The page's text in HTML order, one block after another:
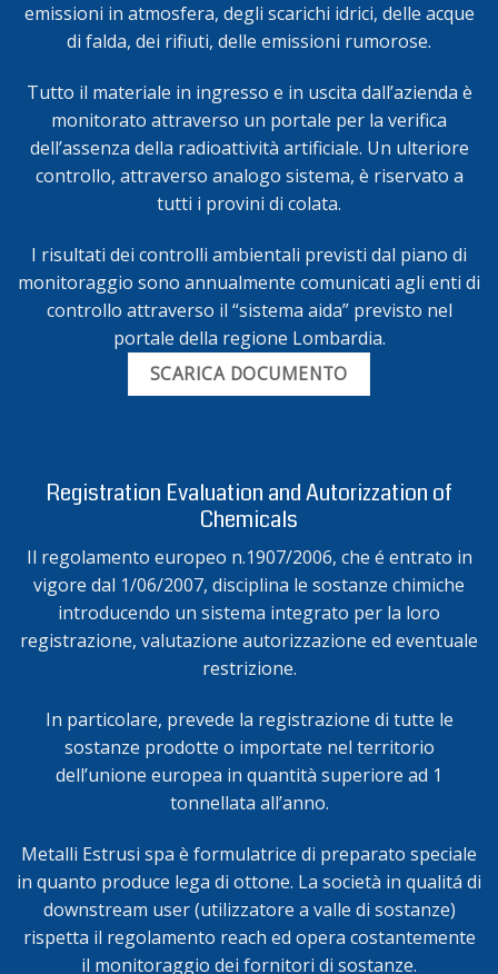
emissioni in atmosfera, degli scarichi idrici, delle acque
di falda, dei rifiuti, delle emissioni rumorose.
Tutto il materiale in ingresso e in uscita dall’azienda è
monitorato attraverso un portale per la verifica
dell’assenza della radioattività artificiale. Un ulteriore
controllo, attraverso analogo sistema, è riservato a
tutti i provini di colata.
I risultati dei controlli ambientali previsti dal piano di
monitoraggio sono annualmente comunicati agli enti di
controllo attraverso il “sistema aida” previsto nel
portale della regione Lombardia.
SCARICA DOCUMENTO
Registration Evaluation and Autorizzation of
Chemicals
Il regolamento europeo n.1907/2006, che é entrato in
vigore dal 1/06/2007, disciplina le sostanze chimiche
introducendo un sistema integrato per la loro
registrazione, valutazione autorizzazione ed eventuale
restrizione.
In particolare, prevede la registrazione di tutte le
sostanze prodotte o importate nel territorio
dell’unione europea in quantità superiore ad 1
tonnellata all’anno.
Metalli Estrusi spa è formulatrice di preparato speciale
in quanto produce lega di ottone. La società in qualitá di
downstream user (utilizzatore a valle di sostanze)
rispetta il regolamento reach ed opera costantemente
il monitoraggio dei fornitori di sostanze.